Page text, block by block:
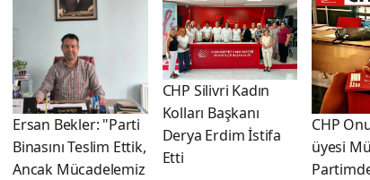
Ersan Bekler: "Parti
Binasını Teslim Ettik,
Ancak Mücadelemiz
CHP Silivri Kadın
Kolları Başkanı
Derya Erdim İstifa
Etti
CHP
üyesi